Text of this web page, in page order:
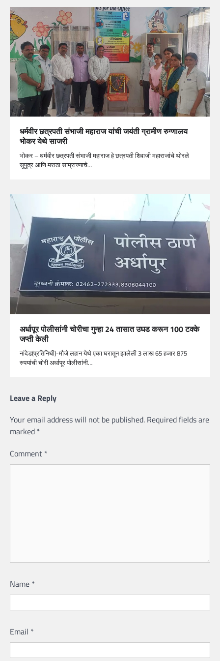
धर्मवीर छत्रपती संभाजी महाराज यांची जयंती ग्रामीण रुग्णालय
भोकर येथे साजरी
भोकर – धर्मवीर छत्रपती संभाजी महाराज हे छत्रपती शिवाजी महाराजांचे थोरले
सुपुत्र आणि मराठा साम्राज्याचे…
अर्धापूर पोलीसांनी चोरीचा गुन्हा 24 तासात उघड करून 100 टक्के
जप्ती केली
नांदेड(प्रतिनिधी)-मौजे लहान येथे एका घरातून झालेली 3 लाख 65 हजार 875
रुपयांची चोरी अर्धापूर पोलीसांनी…
Leave a Reply
Your email address will not be published. Required fields are
marked *
Comment *
Name *
Email *